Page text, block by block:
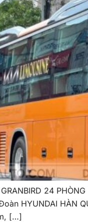
GRANBIRD 24
HYUNDAI HÀN
[…]